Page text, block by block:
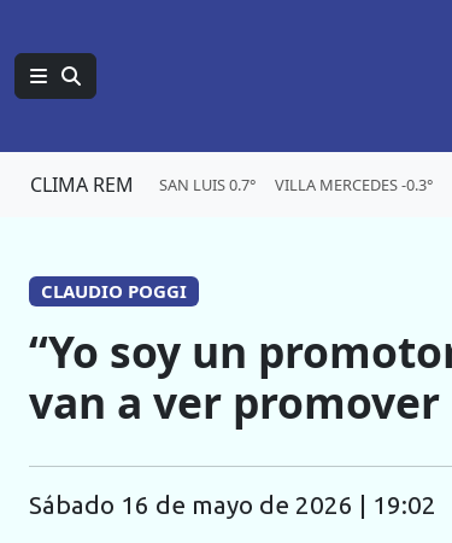
CLIMA REM SAN LUIS 0.7° VILLA MERCEDES -0.3°
CLAUDIO POGGI
“Yo soy un
van a ver
sábado 16 de mayo de 2026 | 19:02